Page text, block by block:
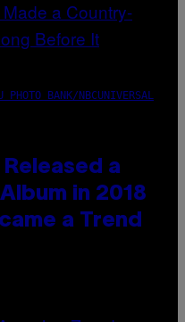
PHOTO BANK/NBCUNIVERSAL
a
in 2018
a Trend